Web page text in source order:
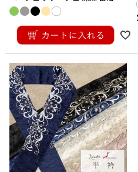
問着 黒留袖 全5色 ポリエステル
日本製 メール便対応可
6,600税込
セール
■合わせる着物から探す
黒留袖・色留袖 訪問着
色無地・江戸小紋
振袖
ゆかた
夏着物 喪服
■カラーから探す
■Red ■Wine ■
■Green ■Khaki
■Pink ■Beige ■
■
Silver ■White